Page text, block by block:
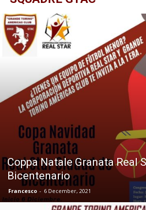
Coppa Natale Granata Real
Bicentenario
Francesco - 6 December, 2021